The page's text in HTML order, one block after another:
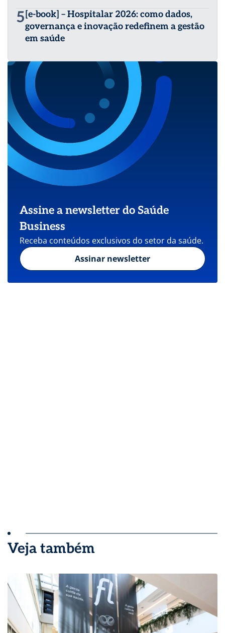
5 [e-book] – Hospitalar 2026: como dados,
governança e inovação redefinem a gestão
em saúde
Assine a newsletter do Saúde
Business
Receba conteúdos exclusivos do setor da saúde.
Assinar newsletter
Veja também